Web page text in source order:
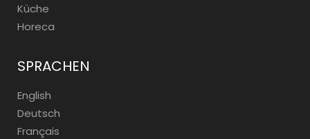
Küche
Horeca
SPRACHEN
English
Deutsch
Français